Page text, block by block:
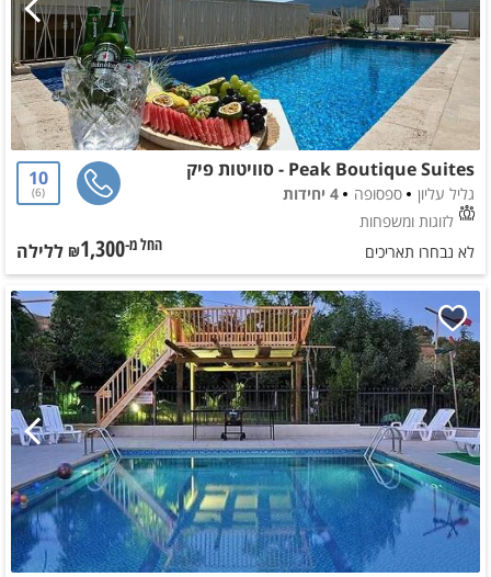
Peak Boutique Suites - סוויטות פיק
גליל עליון ספסופה
4 יחידות
לזוגות ומשפחות
10
6
לא נבחרו תאריכים החל מ-₪1,300 ללילה